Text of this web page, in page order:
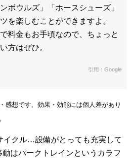
ボウルズ」「ホースシューズ」
を楽しむことができますよ。
料金もお手頃なので、ちょっと
方はぜひ。
引用：Google
感想です。効果・効能には個人差があり
イクル…設備がとっても充実して
はパークトレインというカラフ